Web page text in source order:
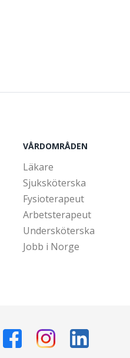
VÅRDOMRÅDEN
Läkare
Sjuksköterska
Fysioterapeut
Arbetsterapeut
Undersköterska
Jobb i Norge